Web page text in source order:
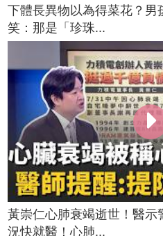
下體長異物以為得菜花？男
笑：那是「珍珠...
黃崇仁心肺衰竭逝世！醫示
況快就醫！心肺...